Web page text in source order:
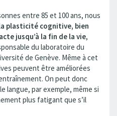
entre 85 et 100 ans, nous
plasticité cognitive, bien
jusqu’à la fin de la vie,
du laboratoire du
de Genève. Même à cet
peuvent être améliorées
On peut donc
langue, par exemple, même si
plus fatigant que s’il